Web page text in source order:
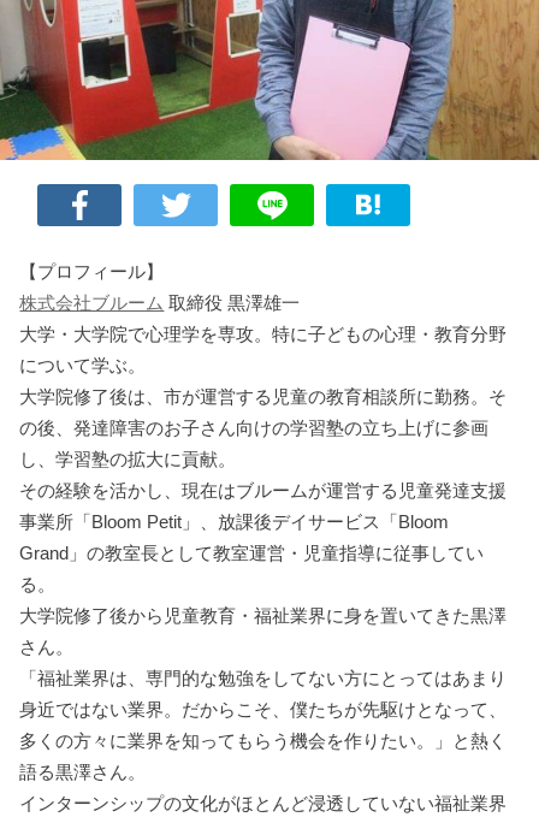
【プロフィール】
株式会社ブルーム 取締役 黒澤雄一
大学・大学院で心理学を専攻。特に子どもの心理・教育分野
について学ぶ。
大学院修了後は、市が運営する児童の教育相談所に勤務。そ
の後、発達障害のお子さん向けの学習塾の立ち上げに参画
し、学習塾の拡大に貢献。
その経験を活かし、現在はブルームが運営する児童発達支援
事業所「Bloom Petit」、放課後デイサービス「Bloom
Grand」の教室長として教室運営・児童指導に従事してい
る。
大学院修了後から児童教育・福祉業界に身を置いてきた黒澤
さん。
「福祉業界は、専門的な勉強をしてない方にとってはあまり
身近ではない業界。だからこそ、僕たちが先駆けとなって、
多くの方々に業界を知ってもらう機会を作りたい。」と熱く
語る黒澤さん。
インターンシップの文化がほとんど浸透していない福祉業界